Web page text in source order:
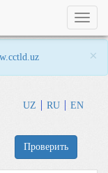
×
UZ RU EN
Toggle
Проверить